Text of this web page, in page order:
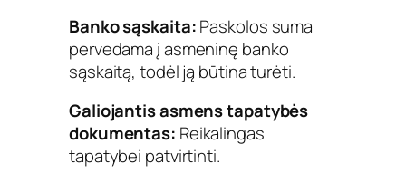
Banko sąskaita:Paskolos suma
pervedama į asmeninę banko
sąskaitą, todėl ją būtina turėti.
Galiojantis asmens tapatybės
dokumentas: Reikalingas
tapatybei patvirtinti.